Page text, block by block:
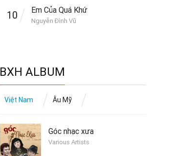
10 Em Của Quá Khứ
Nguyễn Đình Vũ
BXH ALBUM
Việt Nam Âu Mỹ
Góc nhạc xưa
Various Artists